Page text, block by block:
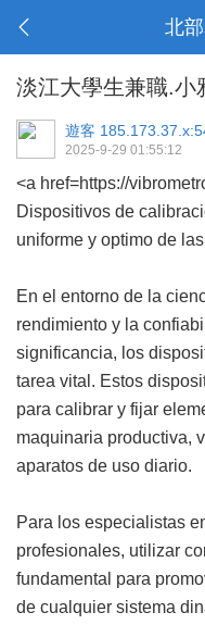
北
淡江大學生兼職.小
遊客
2025-9-29 01:55:12
<a href=https://
Dispositivos de
uniforme y optimo de
En el entorno de la
rendimiento y la
significancia, los
tarea vital. Estos
para calibrar y fijar
maquinaria productiva,
aparatos de uso diario.
Para los especialistas
profesionales, utilizar
fundamental para
de cualquier sistema